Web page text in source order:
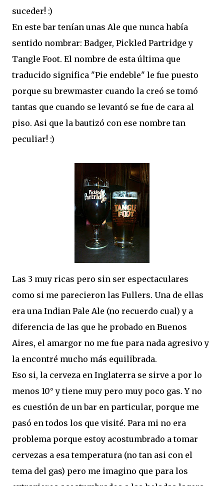
suceder! :)
En este bar tenían unas Ale que nunca había
sentido nombrar: Badger, Pickled Partridge y
Tangle Foot. El nombre de esta última que
traducido significa "Pie endeble" le fue puesto
porque su brewmaster cuando la creó se tomó
tantas que cuando se levantó se fue de cara al
piso. Asi que la bautizó con ese nombre tan
peculiar! :)
Las 3 muy ricas pero sin ser espectaculares
como si me parecieron las Fullers. Una de ellas
era una Indian Pale Ale (no recuerdo cual) y a
diferencia de las que he probado en Buenos
Aires, el amargor no me fue para nada agresivo y
la encontré mucho más equilibrada.
Eso si, la cerveza en Inglaterra se sirve a por lo
menos 10° y tiene muy pero muy poco gas. Y no
es cuestión de un bar en particular, porque me
pasó en todos los que visité. Para mi no era
problema porque estoy acostumbrado a tomar
cervezas a esa temperatura (no tan asi con el
tema del gas) pero me imagino que para los